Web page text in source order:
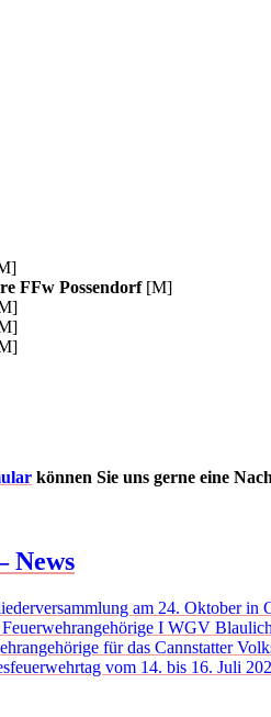
FFw Possendorf [M]
können Sie uns gerne eine
News
am 24. Oktober in
I WGV
für das Cannstatter
vom 14. bis 16. Juli